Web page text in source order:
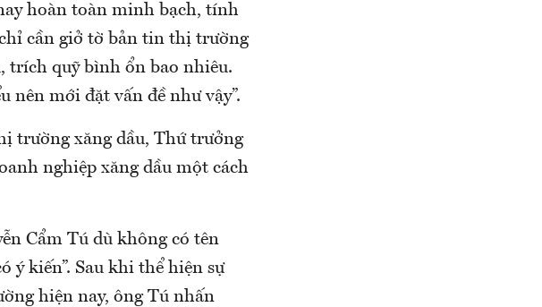
hoàn toàn minh bạch, tính
cần giở tờ bản tin thị trường
trích quỹ bình ổn bao nhiêu.
mới đặt vấn đề như vậy”.
trường xăng dầu, Thứ trưởng
nghiệp xăng dầu một cách
Cẩm Tú dù không có tên
ý kiến”. Sau khi thể hiện sự
hiện nay, ông Tú nhấn